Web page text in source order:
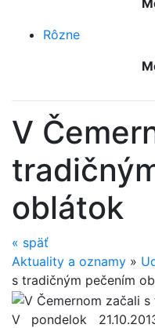
Rôzne
V
oblátok
« späť
Aktuality a oznamy »
s tradičným pečením
V pondelok